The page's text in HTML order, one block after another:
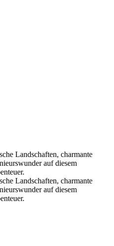
Landschaften, charmante
auf diesem
Landschaften, charmante
auf diesem